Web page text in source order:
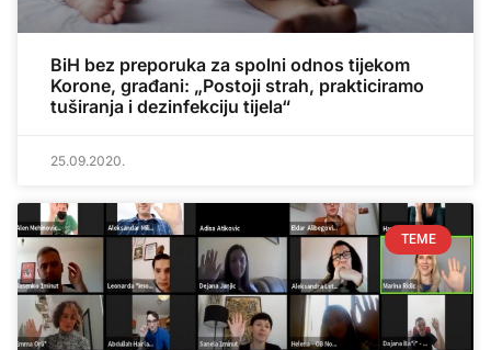
BiH bez preporuka za spolni odnos tijekom
Korone, građani: „Postoji strah, prakticiramo
tuširanja i dezinfekciju tijela“
25.09.2020.
TEME